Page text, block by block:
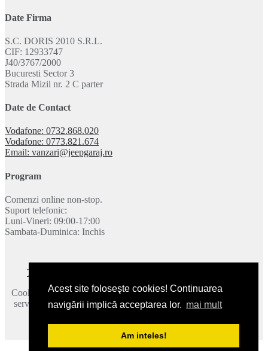
Acest site foloseşte cookies! Continuarea
navigării implică acceptarea lor. mai mult
Am inteles!
Date Firma
S.C. DORIS 2010 S.R.L.
CIF: 12933747
J40/3767/2000
Bucuresti Sector 3
Strada Mizil nr. 2 C parter
Date de Contact
Vodafone: 0732.868.020
Vodafone: 0773.821.674
Email: vanzari@jeepgaraj.ro
Program
Comenzi online non-stop.
Suport telefonic:
Luni-Vineri: 09:00-17:00
Sambata-Duminica: Inchis
Termeni si conditii
Cookie-urile ne ajuta sa oferim serviciile noastre. Utilizand aceste
servicii, acceptati modul in care utilizam cookie-urile.Mai multe
2026 © JeepGaraj.ro - Toate drepturile rezervate.